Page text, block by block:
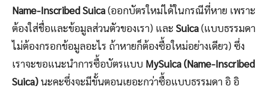
Name-Inscribed Suica(ออกบัตรใหม่ได้ในกรณีที่หาย เพราะ
ต้องใส่ชื่อและข้อมูลส่วนตัวของเรา) และ Suica(แบบธรรมดา
ไม่ต้องกรอกข้อมูลอะไร ถ้าหายก็ต้องซื้อใหม่อย่างเดียว) ซึ่ง
เราจะขอแนะนำการซื้อบัตรแบบ MySuica (Name-Inscribed
Suica)นะคะซึ่งจะมีขั้นตอนเยอะกว่าซื้อแบบธรรมดา อิ อิ